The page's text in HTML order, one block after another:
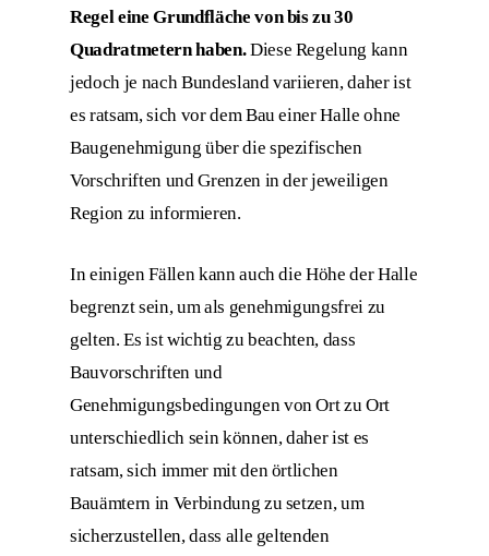
Regel eine Grundfläche von bis zu 30
Quadratmetern haben.Diese Regelung kann
jedoch je nach Bundesland variieren, daher ist
es ratsam, sich vor dem Bau einer Halle ohne
Baugenehmigung über die spezifischen
Vorschriften und Grenzen in der jeweiligen
Region zu informieren.
In einigen Fällen kann auch die Höhe der Halle
begrenzt sein, um als genehmigungsfrei zu
gelten. Es ist wichtig zu beachten, dass
Bauvorschriften und
Genehmigungsbedingungen von Ort zu Ort
unterschiedlich sein können, daher ist es
ratsam, sich immer mit den örtlichen
Bauämtern in Verbindung zu setzen, um
sicherzustellen, dass alle geltenden